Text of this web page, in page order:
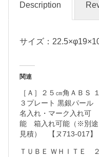
Description
サイズ：
関連
［Ａ］２５㎝角ＡＢＳ
３プレート 黒銀パール
名入れ・マーク入れ可
能 箱入れ可能（※別途
見積） 【ヌ713-017】
ＴＵＢＥ ＷＨＩＴＥ ２